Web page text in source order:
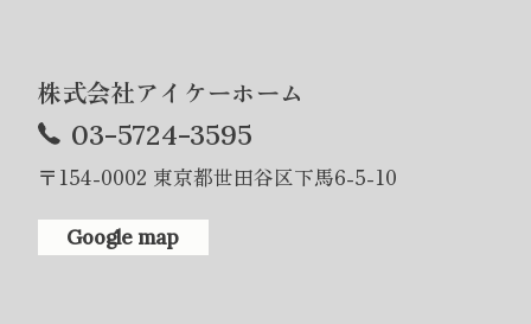
株式会社アイケーホーム
03-5724-3595
〒154-0002 東京都世田谷区下馬6-5-10
Google map